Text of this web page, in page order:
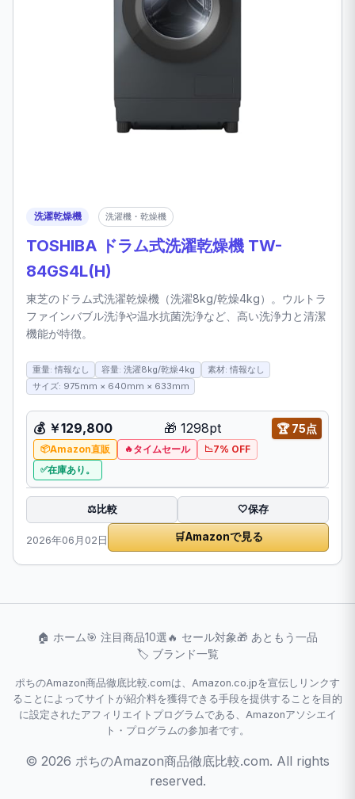
洗濯乾燥機 洗濯機・乾燥機
TOSHIBA ドラム式洗濯乾燥機 TW-
84GS4L(H)
東芝のドラム式洗濯乾燥機（洗濯8kg/乾燥4kg）。ウルトラ
ファインバブル洗浄や温水抗菌洗浄など、高い洗浄力と清潔
機能が特徴。
重量: 情報なし 容量: 洗濯8kg/乾燥4kg
素材: 情報なし
サイズ: 975mm × 640mm × 633mm
💰 ￥129,800 🎁 1298pt 🏆 75点
Amazon直販 タイムセール
7% OFF
在庫あり。
⚖️比較 🤍保存
2026年06月02日 🛒Amazonで見る
🏠 ホーム🎯 注目商品10選🔥 セール対象🎁 あともう一品
🏷️ ブランド一覧
ポちのAmazon商品徹底比較.comは、Amazon.co.jpを宣伝しリンクす
ることによってサイトが紹介料を獲得できる手段を提供することを目的
に設定されたアフィリエイトプログラムである、Amazonアソシエイ
ト・プログラムの参加者です。
© 2026 ポちのAmazon商品徹底比較.com. All rights
reserved.